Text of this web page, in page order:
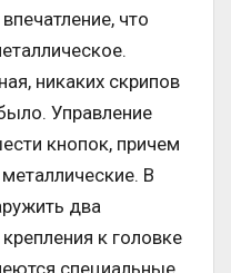
что
никаких скрипов
Управление
кнопок, причем
В
два
к головке
специальные